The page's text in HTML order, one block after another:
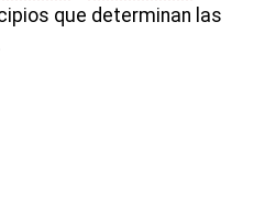
que determinan las